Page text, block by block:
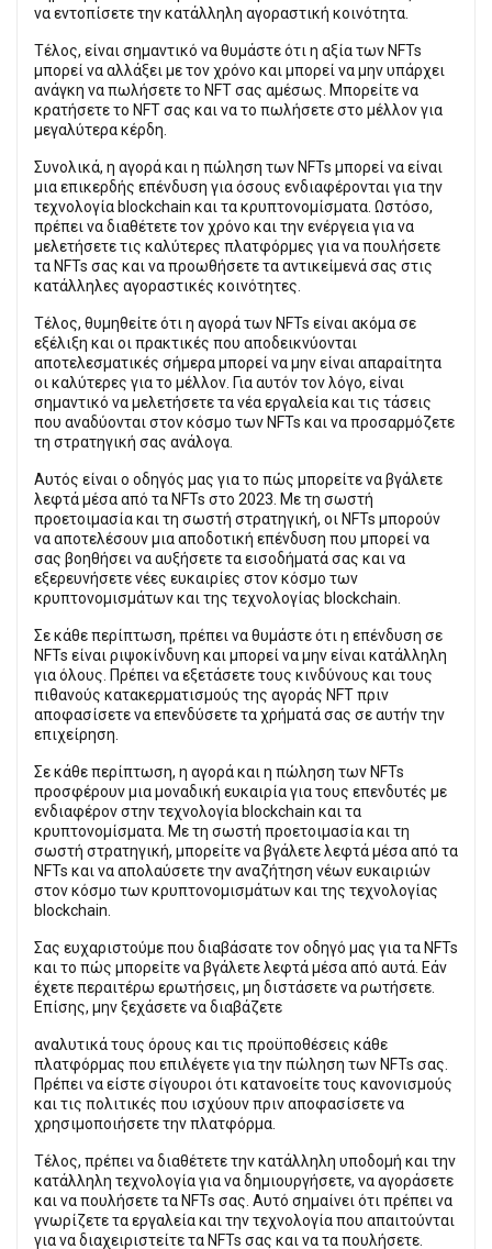
να εντοπίσετε την κατάλληλη αγοραστική κοινότητα.
Τέλος, είναι σημαντικό να θυμάστε ότι η αξία των NFTs
μπορεί να αλλάξει με τον χρόνο και μπορεί να μην υπάρχει
ανάγκη να πωλήσετε το NFT σας αμέσως. Μπορείτε να
κρατήσετε το NFT σας και να το πωλήσετε στο μέλλον για
μεγαλύτερα κέρδη.
Συνολικά, η αγορά και η πώληση των NFTs μπορεί να είναι
μια επικερδής επένδυση για όσους ενδιαφέρονται για την
τεχνολογία blockchain και τα κρυπτονομίσματα. Ωστόσο,
πρέπει να διαθέτετε τον χρόνο και την ενέργεια για να
μελετήσετε τις καλύτερες πλατφόρμες για να πουλήσετε
τα NFTs σας και να προωθήσετε τα αντικείμενά σας στις
κατάλληλες αγοραστικές κοινότητες.
Τέλος, θυμηθείτε ότι η αγορά των NFTs είναι ακόμα σε
εξέλιξη και οι πρακτικές που αποδεικνύονται
αποτελεσματικές σήμερα μπορεί να μην είναι απαραίτητα
οι καλύτερες για το μέλλον. Για αυτόν τον λόγο, είναι
σημαντικό να μελετήσετε τα νέα εργαλεία και τις τάσεις
που αναδύονται στον κόσμο των NFTs και να προσαρμόζετε
τη στρατηγική σας ανάλογα.
Αυτός είναι ο οδηγός μας για το πώς μπορείτε να βγάλετε
λεφτά μέσα από τα NFTs στο 2023. Με τη σωστή
προετοιμασία και τη σωστή στρατηγική, οι NFTs μπορούν
να αποτελέσουν μια αποδοτική επένδυση που μπορεί να
σας βοηθήσει να αυξήσετε τα εισοδήματά σας και να
εξερευνήσετε νέες ευκαιρίες στον κόσμο των
κρυπτονομισμάτων και της τεχνολογίας blockchain.
Σε κάθε περίπτωση, πρέπει να θυμάστε ότι η επένδυση σε
NFTs είναι ριψοκίνδυνη και μπορεί να μην είναι κατάλληλη
για όλους. Πρέπει να εξετάσετε τους κινδύνους και τους
πιθανούς κατακερματισμούς της αγοράς NFT πριν
αποφασίσετε να επενδύσετε τα χρήματά σας σε αυτήν την
επιχείρηση.
Σε κάθε περίπτωση, η αγορά και η πώληση των NFTs
προσφέρουν μια μοναδική ευκαιρία για τους επενδυτές με
ενδιαφέρον στην τεχνολογία blockchain και τα
κρυπτονομίσματα. Με τη σωστή προετοιμασία και τη
σωστή στρατηγική, μπορείτε να βγάλετε λεφτά μέσα από τα
NFTs και να απολαύσετε την αναζήτηση νέων ευκαιριών
στον κόσμο των κρυπτονομισμάτων και της τεχνολογίας
blockchain.
Σας ευχαριστούμε που διαβάσατε τον οδηγό μας για τα NFTs
και το πώς μπορείτε να βγάλετε λεφτά μέσα από αυτά. Εάν
έχετε περαιτέρω ερωτήσεις, μη διστάσετε να ρωτήσετε.
Επίσης, μην ξεχάσετε να διαβάζετε
αναλυτικά τους όρους και τις προϋποθέσεις κάθε
πλατφόρμας που επιλέγετε για την πώληση των NFTs σας.
Πρέπει να είστε σίγουροι ότι κατανοείτε τους κανονισμούς
και τις πολιτικές που ισχύουν πριν αποφασίσετε να
χρησιμοποιήσετε την πλατφόρμα.
Τέλος, πρέπει να διαθέτετε την κατάλληλη υποδομή και την
κατάλληλη τεχνολογία για να δημιουργήσετε, να αγοράσετε
και να πουλήσετε τα NFTs σας. Αυτό σημαίνει ότι πρέπει να
γνωρίζετε τα εργαλεία και την τεχνολογία που απαιτούνται
για να διαχειριστείτε τα NFTs σας και να τα πουλήσετε.